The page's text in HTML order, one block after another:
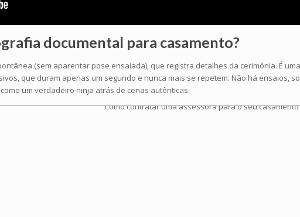
documental para casamento?
(sem aparentar pose ensaiada), que registra detalhes da cerimônia. É
que duram apenas um segundo e nunca mais se repetem. Não há ensaios,
um verdadeiro ninja atrás de cenas autênticas.